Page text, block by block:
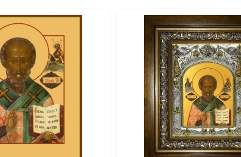
красками по золочению.